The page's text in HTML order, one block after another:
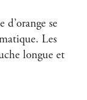
d’orange se
Les
longue et